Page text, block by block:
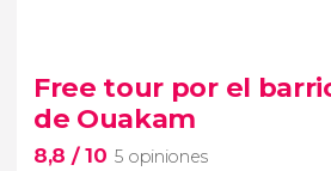
154 opiniones
free tour Dakar
imprescindibles de la capital de
Free tour por el
de Ouakam
8,8 / 10 5 opiniones